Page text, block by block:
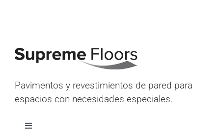
Pavimentos y revestimientos de pared para
espacios con necesidades especiales.
Alternar